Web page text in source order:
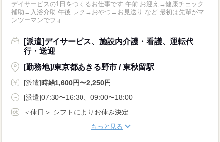
デイサービスの1日をつくるお仕事です 午前:お迎え→健康チェック
補助→入浴介助 午後:レク→おやつ→お見送り など 最初は先輩がマ
ンツーマンでフォ...
[派遣]デイサービス、施設内介護・看護、運転代
行・送迎
[勤務地]/東京都あきる野市 / 東秋留駅
[派遣]時給1,600円〜2,250円
[派遣]07:30〜16:30、09:00〜18:00
＜休日＞ シフトによりお休み決定
もっと見る